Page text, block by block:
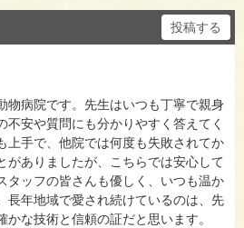
診のお知らせ
現在電話が使用できません
投稿する
物病院です。先生はいつも丁寧で親身
不安や質問にも分かりやすく答えてく
上手で、他院では何度も失敗されてか
がありましたが、こちらでは安心して
タッフの皆さんも優しく、いつも温か
長年地域で愛され続けているのは、先
な技術と信頼の証だと思います。